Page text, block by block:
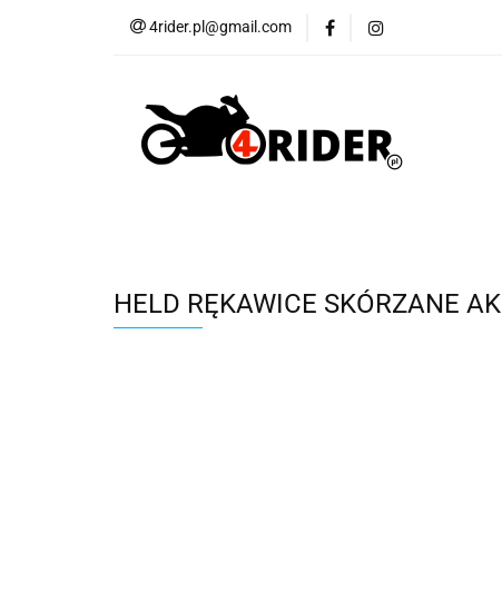
4rider.pl@gmail.com
Akcesoria
HELD RĘKAWICE SKÓRZANE